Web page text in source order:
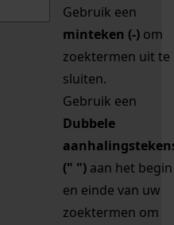
Gebruik een
minteken (-) om
zoektermen uit te
sluiten.
Gebruik een
Dubbele
(" ") aan het begin
en einde van uw
zoektermen om